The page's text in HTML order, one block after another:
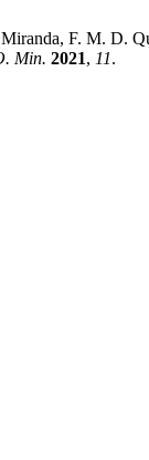
F. M. D.
Min. 2021, 11.